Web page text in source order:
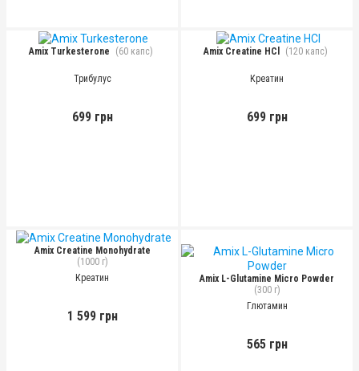
Amix Turkesterone (60 капс)
Трибулус
699 грн
Amix Creatine HCl (120 капс)
Креатин
699 грн
Amix Creatine Monohydrate
(1000 г)
Креатин
1 599 грн
Amix L-Glutamine Micro Powder
(300 г)
Глютамин
565 грн